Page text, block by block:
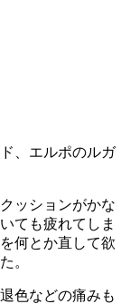
、エルポのルガ
ッションがかな
ても疲れてしま
何とか直して欲
。
色などの痛みも